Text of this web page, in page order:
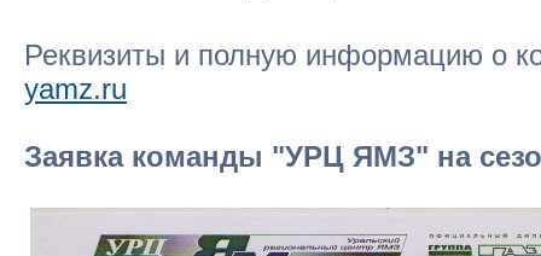
Реквизиты и полную информацию о
yamz.ru
Заявка команды "УРЦ ЯМЗ" на